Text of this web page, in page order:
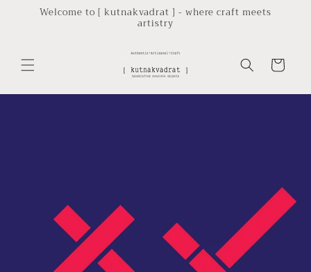
Skip toWelcome to [ kutnakvadrat ] - where craft meets
artistry
Cart